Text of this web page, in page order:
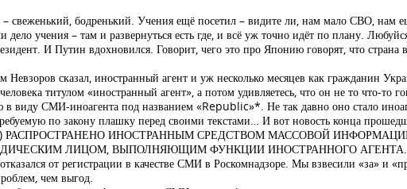
бодренький. Учения ещё посетил – видите ли, нам мало СВО, нам
учения – там и развернуться есть где, и всё уж точно идёт по плану.
И Путин вдохновился. Говорит, чего это про Японию говорят, что
сказал, иностранный агент и уж несколько месяцев как гражданин
титулом «иностранный агент», а потом удивляетесь, что он не то что-то
виду СМИ-иноагента под названием «Republic»*. Не так давно оно стало
по закону плашку перед своими текстами… И вот новость конца
РАСПРОСТРАНЕНО ИНОСТРАННЫМ СРЕДСТВОМ МАССОВОЙ
ЛИЦОМ, ВЫПОЛНЯЮЩИМ ФУНКЦИИ ИНОСТРАННОГО АГЕНТА.
от регистрации в качестве СМИ в Роскомнадзоре. Мы взвесили «за» и
чем выгод.